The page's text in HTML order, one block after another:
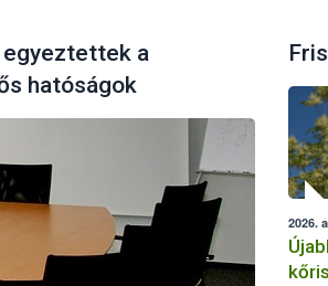
a
hatóságok
2026.